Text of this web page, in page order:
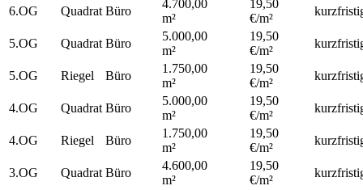
6.OG Quadrat Büro
4.700,00
m²
19,50
€/m²
5.OG Quadrat Büro
5.000,00
m²
19,50
€/m²
5.OG Riegel Büro
1.750,00
m²
19,50
€/m²
4.OG Quadrat Büro
5.000,00
m²
19,50
€/m²
4.OG Riegel Büro
1.750,00
m²
19,50
€/m²
3.OG Quadrat Büro
4.600,00
m²
19,50
€/m²